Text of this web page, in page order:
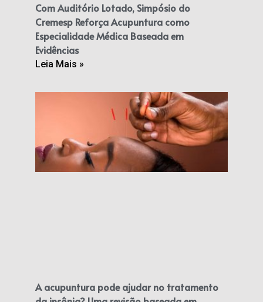
Com Auditório Lotado, Simpósio do
Cremesp Reforça Acupuntura como
Especialidade Médica Baseada em
Evidências
Leia Mais »
A acupuntura pode ajudar no tratamento